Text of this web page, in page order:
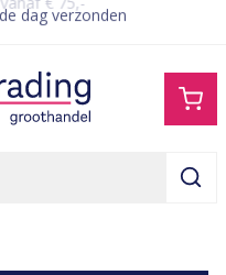
dag verzonden